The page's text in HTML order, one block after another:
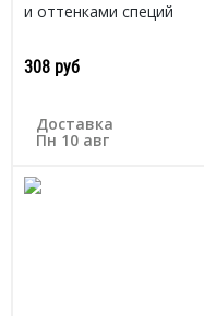
и оттенками специй
308 руб
Доставка
Пн 10 авг